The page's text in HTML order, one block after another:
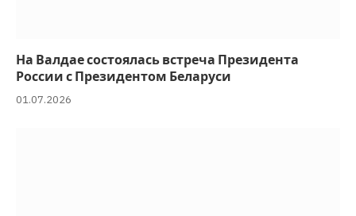
На Валдае состоялась встреча Президента
России с Президентом Беларуси
01.07.2026